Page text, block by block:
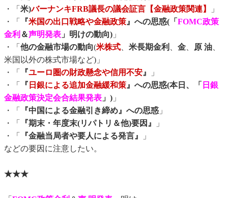
・「 米)バーナンキFRB議長の議会証言【金融政策関連】
」
・「
『米国の出口戦略や金融政策』への思惑(「 FOMC政策
金利 ＆声明発表 」明けの動向) 」
・「 他の金融市場の動向(米株式、 米長期金利 、 金、 原 油、
米国以外の株式市場など)」
・「
『ユーロ圏の財政懸念や信用不安』
」
・「
『 日銀による追加金融緩和策』への思惑(本日、「 日銀
金融政策決定会合結果発表 」) 」
・「
『中国による金融引き締め』への思惑 」
・「
『期末・年度末(リパトリ＆他)要因』
」
・「
『金融当局者や要人による発言』
」
などの要因に注意したい。
★★★